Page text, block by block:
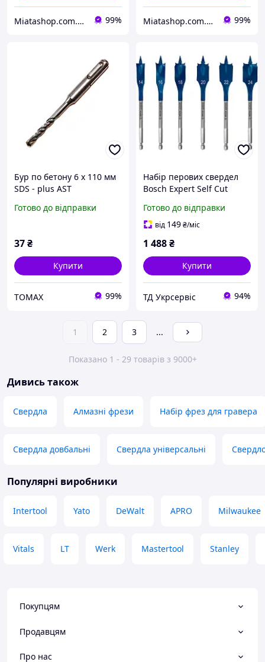
Miatashop.com.ua магазин товарів з США 99% Miatashop.com.ua магазин товарів з США 99%
Бур по бетону 6 х 110 мм
SDS - plus AST
Готово до відправки
37₴
Купити
TOMAX 99%
Набір перових свердел
Bosch Expert Self Cut
(2608900332)
Готово до відправки
від 149₴/міс
1 488₴
Купити
ТД Укрсервіс 94%
1 2 3 ...
Показано 1 - 29 товарів з 9000+
Дивись також
Свердла Алмазні фрези Набір фрез для гравера
Свердла довбальні Свердла універсальні
Популярні виробники
Intertool Yato DeWalt APRO Milwaukee
Vitals LT Werk Mastertool Stanley
Покупцям
Продавцям
Про нас